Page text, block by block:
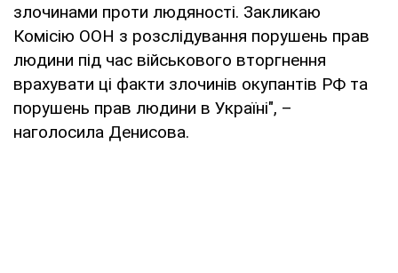
злочинами проти людяності. Закликаю
Комісію ООН з розслідування порушень прав
людини під час військового вторгнення
врахувати ці факти злочинів окупантів РФ та
порушень прав людини в Україні", –
наголосила Денисова.